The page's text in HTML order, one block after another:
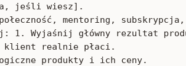
jeśli wiesz].
mentoring,
1. Wyjaśnij główny rezultat
klient realnie płaci.
produkty i ich ceny.